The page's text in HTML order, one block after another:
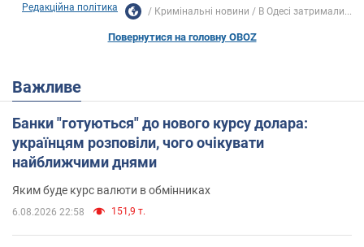
Редакційна політика Кримінальні новини В Одесі затримали...
Повернутися на головну OBOZ
Важливе
Банки "готуються" до нового курсу долара:
українцям розповіли, чого очікувати
найближчими днями
Яким буде курс валюти в обмінниках
6.08.2026 22:58 151,9 т.